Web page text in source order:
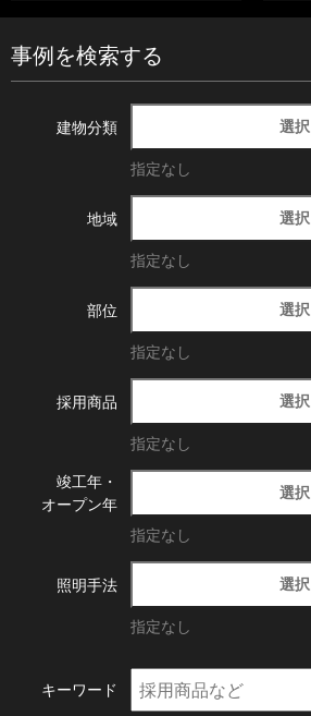
事例を検索する
建物分類 選択
指定なし
地域 選択
指定なし
部位 選択
指定なし
採用商品 選択
指定なし
竣工年・
オープン年
選択
指定なし
照明手法 選択
指定なし
キーワード